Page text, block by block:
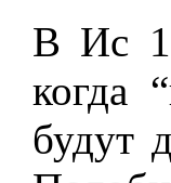
В Ис
когда
будут